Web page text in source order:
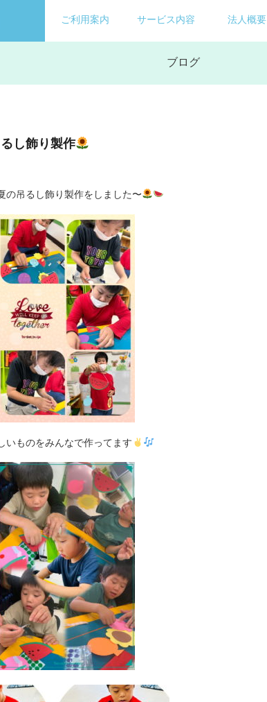
ご利用案内 サービス内容 法人概要
ブログ
し飾り製作
の吊るし飾り製作をしました〜
いものをみんなで作ってます